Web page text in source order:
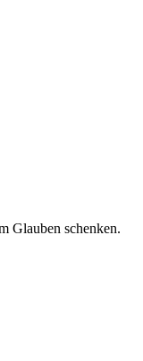
Glauben schenken.